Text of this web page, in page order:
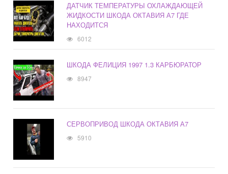
ДАТЧИК ТЕМПЕРАТУРЫ ОХЛАЖДАЮЩЕЙ
ЖИДКОСТИ ШКОДА ОКТАВИЯ А7 ГДЕ
НАХОДИТСЯ
6012
ШКОДА ФЕЛИЦИЯ 1997 1.3 КАРБЮРАТОР
8947
СЕРВОПРИВОД ШКОДА ОКТАВИЯ А7
5910